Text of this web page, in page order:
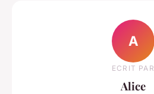
A
ECRIT PAR
Alice